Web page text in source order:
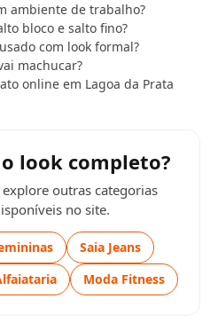
ambiente de trabalho?
bloco e salto fino?
com look formal?
machucar?
online em Lagoa da Prata
look completo?
outras categorias
no site.
Saia Jeans
Moda Fitness